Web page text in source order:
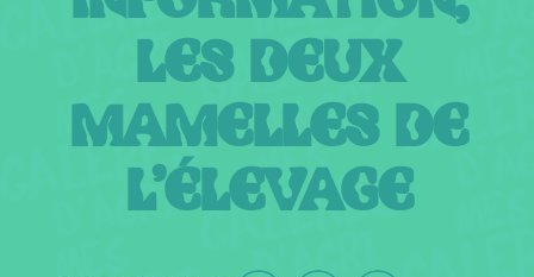
LES DEUX
MAMELLES DE
L’ÉLEVAGE